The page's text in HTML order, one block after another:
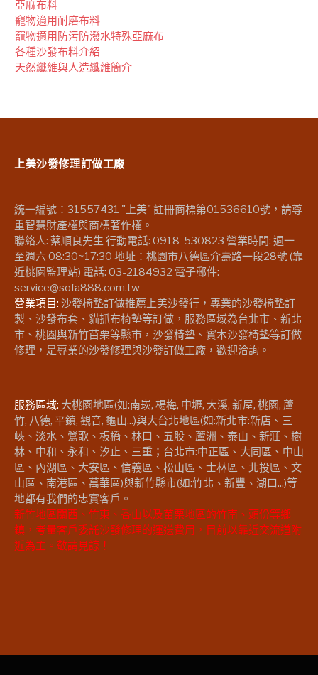
亞麻布料
竉物適用耐磨布料
竉物適用防污防潑水特殊亞麻布
各種沙發布料介紹
天然纖維與人造纖維簡介
上美沙發修理訂做工廠
統一編號：31557431 "上美" 註冊商標第01536610號，請尊
重智慧財產權與商標著作權。
聯絡人: 蔡順良先生 行動電話: 0918-530823 營業時間: 週一
至週六 08:30~17:30 地址：桃園市八德區介壽路一段28號 (靠
近桃園監理站) 電話: 03-2184932 電子郵件:
service@sofa888.com.tw
營業項目: 沙發椅墊訂做推薦上美沙發行，專業的沙發椅墊訂
製、沙發布套、貓抓布椅墊等訂做，服務區域為台北市、新北
市、桃園與新竹苗栗等縣市，沙發椅墊、實木沙發椅墊等訂做
修理，是專業的沙發修理與沙發訂做工廠，歡迎洽詢。
服務區域: 大桃園地區(如:南崁, 楊梅, 中壢, 大溪, 新屋, 桃園, 蘆
竹, 八德, 平鎮, 觀音, 龜山...)與大台北地區(如:新北市:新店、三
峽、淡水、鶯歌、板橋、林口、五股、蘆洲、泰山、新莊、樹
林、中和、永和、汐止、三重；台北市:中正區、大同區、中山
區、內湖區、大安區、信義區、松山區、士林區、北投區、文
山區、南港區、萬華區)與新竹縣市(如:竹北、新豐、湖口...)等
地都有我們的忠實客戶。
新竹地區關西、竹東、香山以及苗栗地區的竹南、頭份等鄉
鎮，考量客戶委託沙發修理的運送費用，目前以靠近交流道附
近為主。敬請見諒！